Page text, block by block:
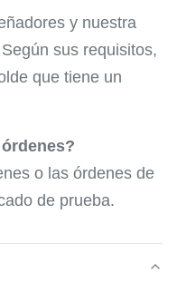
y nuestra
sus requisitos,
que tiene un
o las órdenes de
de prueba.